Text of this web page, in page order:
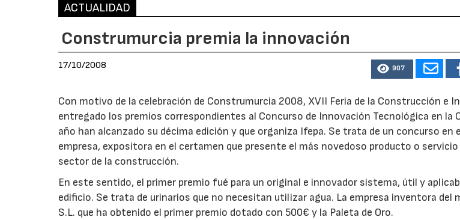
ACTUALIDAD
Construmurcia premia la innovación
17/10/2008 907
Con motivo de la celebración de Construmurcia 2008, XVII Feria de la Construcción e
entregado los premios correspondientes al Concurso de Innovación Tecnológica en la
año han alcanzado su décima edición y que organiza Ifepa. Se trata de un concurso en
empresa, expositora en el certamen que presente el más novedoso producto o
sector de la construcción.
En este sentido, el primer premio fué para un original e innovador sistema, útil y
edificio. Se trata de urinarios que no necesitan utilizar agua. La empresa inventora del
S.L. que ha obtenido el primer premio dotado con 500€ y la Paleta de Oro.